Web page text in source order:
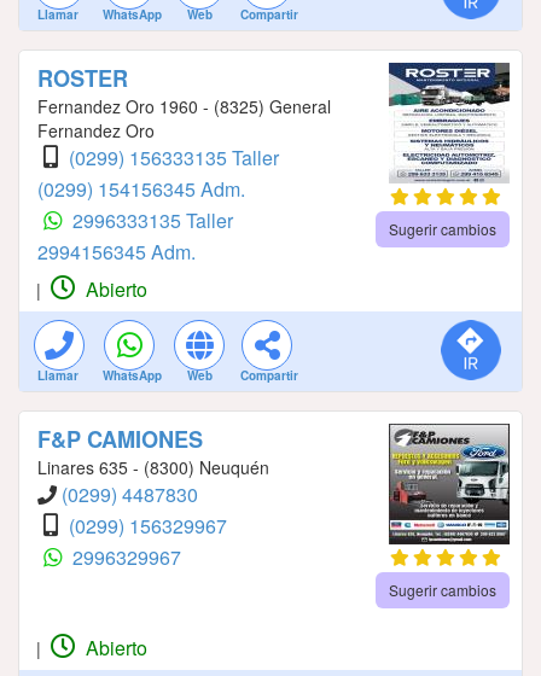
Llamar WhatsApp Web Compartir
ROSTER
Fernandez Oro 1960 - (8325) General
Fernandez Oro
(0299) 156333135 Taller
(0299) 154156345 Adm.
2996333135 Taller
2994156345 Adm.
Sugerir cambios
| Abierto
Llamar WhatsApp Web Compartir
F&P CAMIONES
Linares 635 - (8300) Neuquén
(0299) 4487830
(0299) 156329967
2996329967
Sugerir cambios
| Abierto